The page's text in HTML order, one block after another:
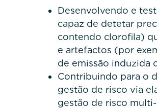
Desenvolvendo e
capaz de detetar
contendo clorofila)
e artefactos (por
de emissão induzida
Contribuindo para o
gestão de risco via
gestão de risco